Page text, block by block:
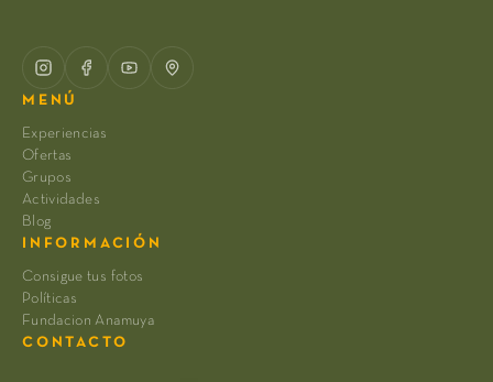
MENÚ
Experiencias
Ofertas
Grupos
Actividades
Blog
INFORMACIÓN
Consigue tus fotos
Políticas
Fundacion Anamuya
CONTACTO